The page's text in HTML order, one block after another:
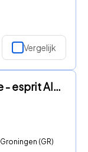
Vergelijk
Renault Espace - esprit Alpine full hybrid E-Tech 200 - 5p. | Pack comfort |
Groningen (GR)